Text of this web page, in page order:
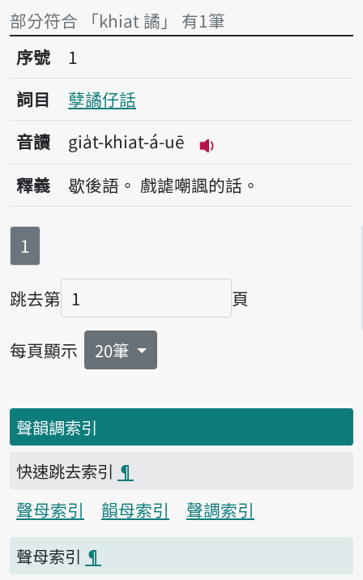
部分符合 「khiat 譎」 有1筆
序號1孽譎仔話
序號
1
詞目
孽譎仔話
音讀
gia̍t-khiat-á-uē
播放音讀gia̍t-khiat-
釋義 歇後語。 戲謔嘲諷的話。
第
1
跳去第
頁碼
頁
每頁顯示 20筆
聲韻調索引
快速跳去索引 ¶
聲母索引
韻母索引
聲調索引
聲母索引 ¶